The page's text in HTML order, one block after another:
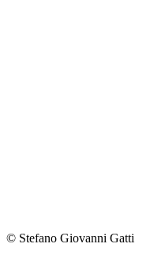
© Stefano Giovanni Gatti